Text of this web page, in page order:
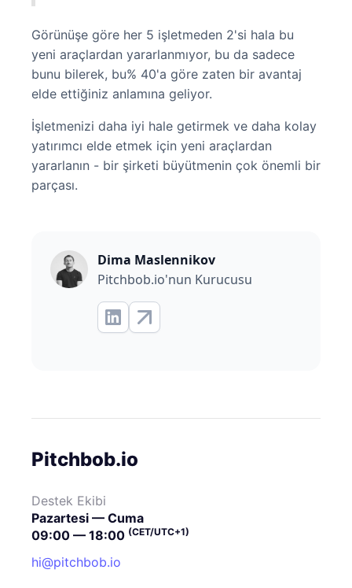
Görünüşe göre her 5 işletmeden 2'si hala bu
yeni araçlardan yararlanmıyor, bu da sadece
bunu bilerek, bu% 40'a göre zaten bir avantaj
elde ettiğiniz anlamına geliyor.
İşletmenizi daha iyi hale getirmek ve daha kolay
yatırımcı elde etmek için yeni araçlardan
yararlanın - bir şirketi büyütmenin çok önemli bir
parçası.
Dima Maslennikov
Pitchbob.io'nun Kurucusu
Pitchbob.io
Destek Ekibi
Pazartesi — Cuma
09:00 — 18:00 (CET/UTC+1)
hi@pitchbob.io